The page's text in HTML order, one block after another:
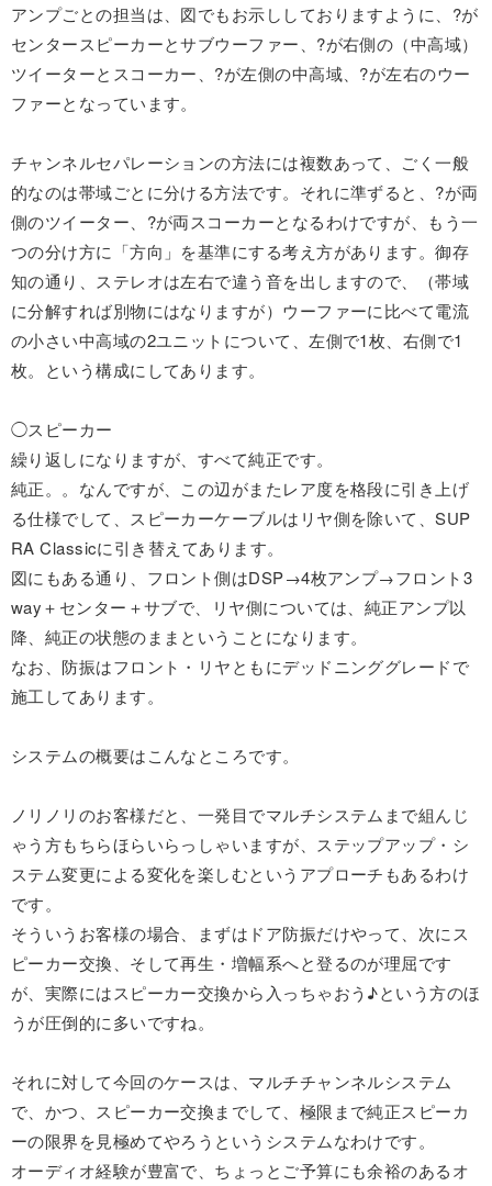
アンプごとの担当は、図でもお示ししておりますように、?が
センタースピーカーとサブウーファー、?が右側の（中高域）
ツイーターとスコーカー、?が左側の中高域、?が左右のウー
ファーとなっています。
チャンネルセパレーションの方法には複数あって、ごく一般
的なのは帯域ごとに分ける方法です。それに準ずると、?が両
側のツイーター、?が両スコーカーとなるわけですが、もう一
つの分け方に「方向」を基準にする考え方があります。御存
知の通り、ステレオは左右で違う音を出しますので、（帯域
に分解すれば別物にはなりますが）ウーファーに比べて電流
の小さい中高域の2ユニットについて、左側で1枚、右側で1
枚。という構成にしてあります。
◯スピーカー
繰り返しになりますが、すべて純正です。
純正。。なんですが、この辺がまたレア度を格段に引き上げ
る仕様でして、スピーカーケーブルはリヤ側を除いて、SUP
RA Classicに引き替えてあります。
図にもある通り、フロント側はDSP→4枚アンプ→フロント3
way＋センター＋サブで、リヤ側については、純正アンプ以
降、純正の状態のままということになります。
なお、防振はフロント・リヤともにデッドニンググレードで
施工してあります。
システムの概要はこんなところです。
ノリノリのお客様だと、一発目でマルチシステムまで組んじ
ゃう方もちらほらいらっしゃいますが、ステップアップ・シ
ステム変更による変化を楽しむというアプローチもあるわけ
です。
そういうお客様の場合、まずはドア防振だけやって、次にス
ピーカー交換、そして再生・増幅系へと登るのが理屈です
が、実際にはスピーカー交換から入っちゃおう♪という方のほ
うが圧倒的に多いですね。
それに対して今回のケースは、マルチチャンネルシステム
で、かつ、スピーカー交換までして、極限まで純正スピーカ
ーの限界を見極めてやろうというシステムなわけです。
オーディオ経験が豊富で、ちょっとご予算にも余裕のあるオ